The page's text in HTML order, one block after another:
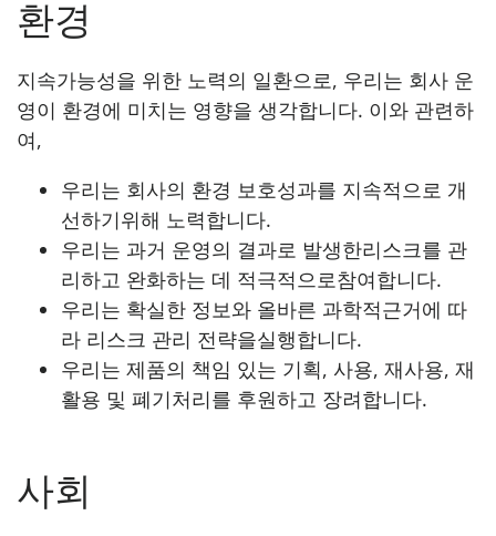
환경
지속가능성을 위한 노력의 일환으로, 우리는 회사 운
영이 환경에 미치는 영향을 생각합니다. 이와 관련하
여,
우리는 회사의 환경 보호성과를 지속적으로 개
선하기위해 노력합니다.
우리는 과거 운영의 결과로 발생한리스크를 관
리하고 완화하는 데 적극적으로참여합니다.
우리는 확실한 정보와 올바른 과학적근거에 따
라 리스크 관리 전략을실행합니다.
우리는 제품의 책임 있는 기획, 사용, 재사용, 재
활용 및 폐기처리를 후원하고 장려합니다.
사회